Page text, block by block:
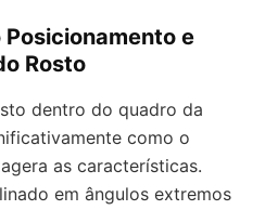
e
Rosto
dentro do quadro da
como o
as características.
em ângulos extremos